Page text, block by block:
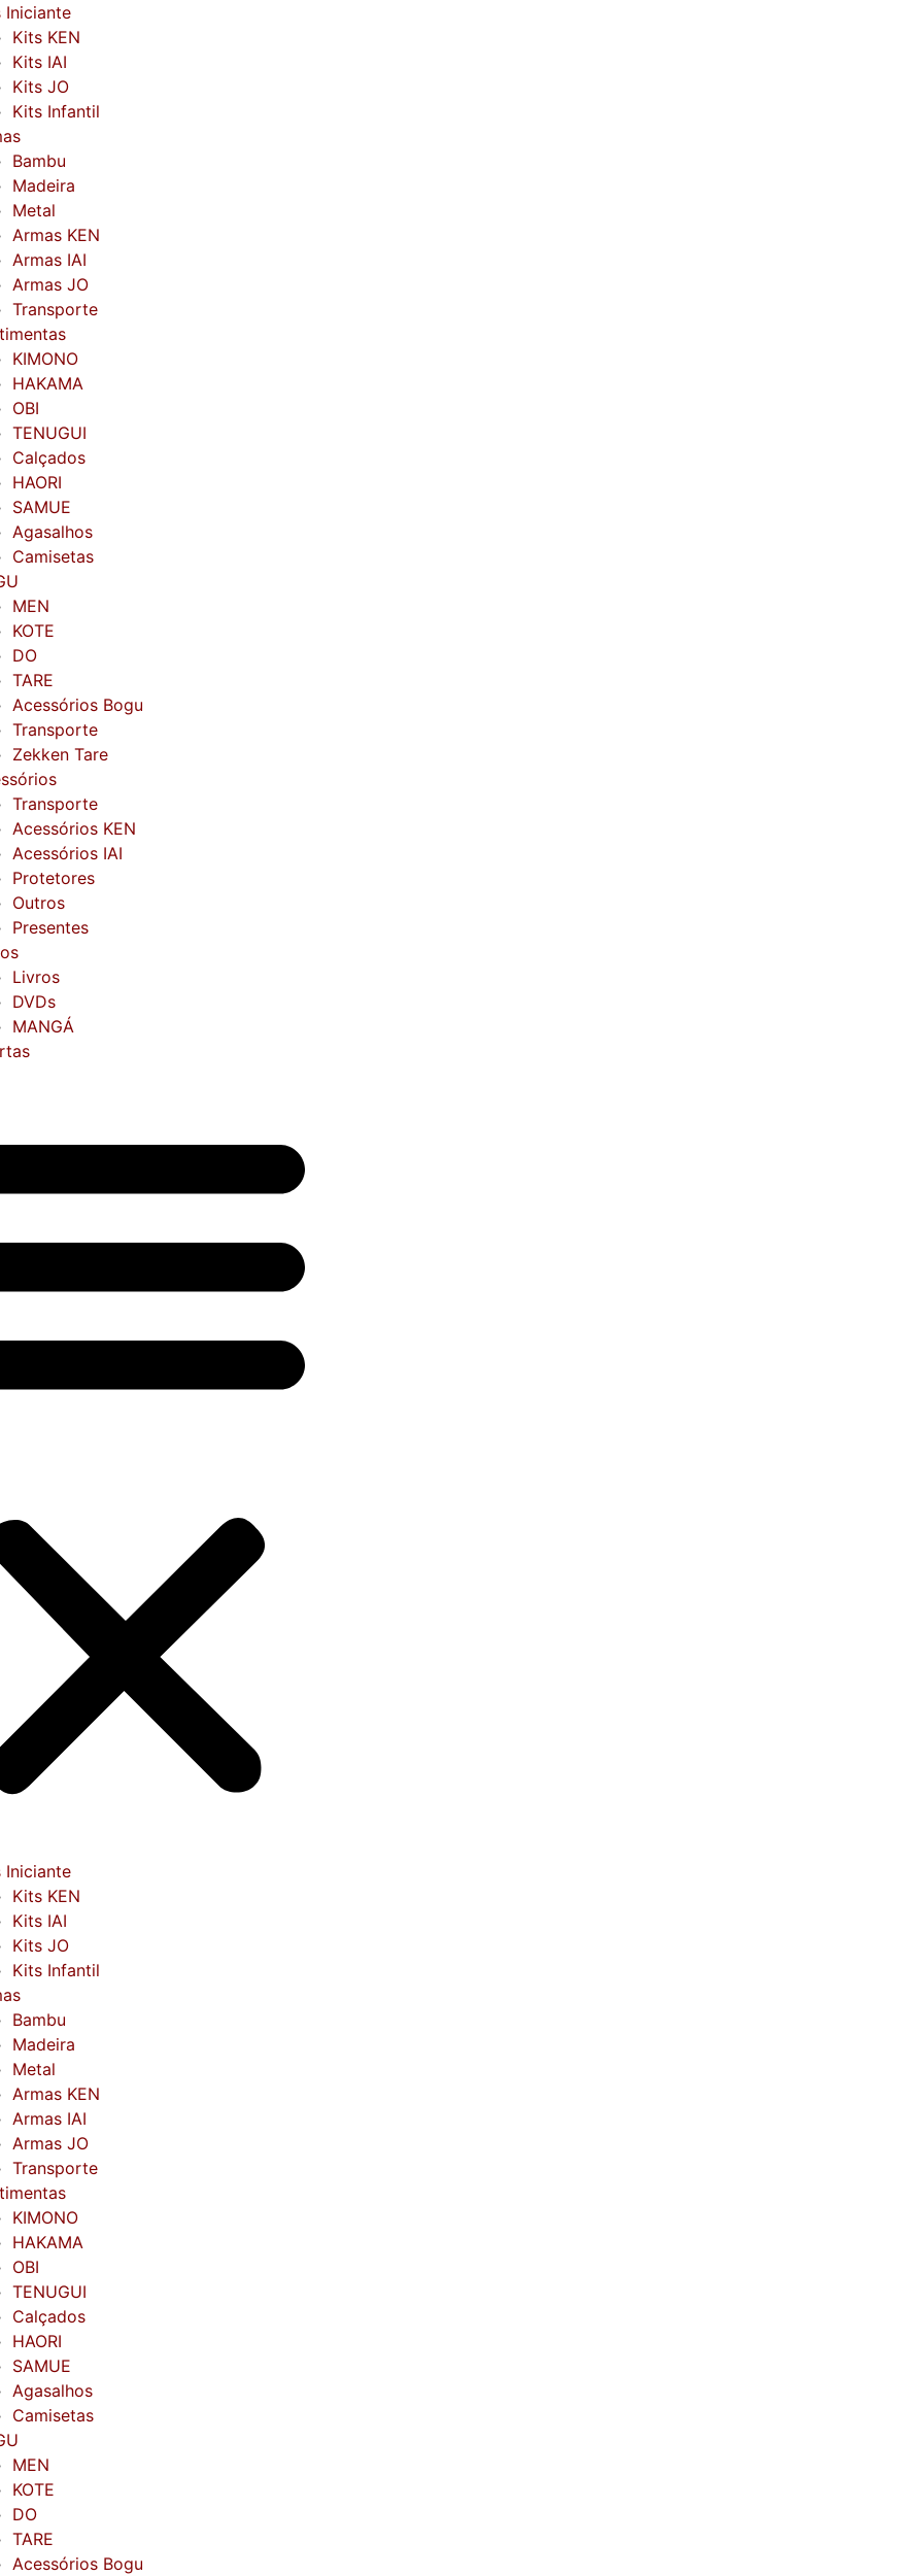
Iniciante
Kits KEN
Kits IAI
Kits JO
Kits Infantil
Bambu
Madeira
Metal
Armas KEN
Armas IAI
Armas JO
Transporte
KIMONO
HAKAMA
OBI
TENUGUI
Calçados
HAORI
SAMUE
Agasalhos
Camisetas
MEN
KOTE
DO
TARE
Acessórios Bogu
Transporte
Zekken Tare
Transporte
Acessórios KEN
Acessórios IAI
Protetores
Outros
Presentes
Livros
DVDs
MANGÁ
Iniciante
Kits KEN
Kits IAI
Kits JO
Kits Infantil
Bambu
Madeira
Metal
Armas KEN
Armas IAI
Armas JO
Transporte
KIMONO
HAKAMA
OBI
TENUGUI
Calçados
HAORI
SAMUE
Agasalhos
Camisetas
MEN
KOTE
DO
TARE
Acessórios Bogu